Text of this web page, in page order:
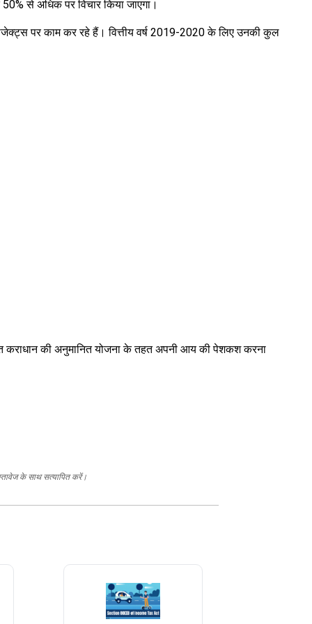
से अधिक पर विचार किया जाएगा।
पर काम कर रहे हैं। वित्तीय वर्ष 2019-2020 के लिए उनकी कुल
कराधान की अनुमानित योजना के तहत अपनी आय की पेशकश करना
के साथ सत्यापित करें।